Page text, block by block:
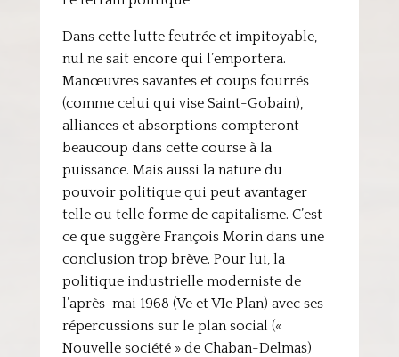
Dans cette lutte feutrée et impitoyable,
nul ne sait encore qui l’emportera.
Manœuvres savantes et coups fourrés
(comme celui qui vise Saint-Gobain),
alliances et absorptions compteront
beaucoup dans cette course à la
puissance. Mais aussi la nature du
pouvoir politique qui peut avantager
telle ou telle forme de capitalisme. C’est
ce que suggère François Morin dans une
conclusion trop brève. Pour lui, la
politique industrielle moderniste de
l’après-mai 1968 (Ve et VIe Plan) avec ses
répercussions sur le plan social («
Nouvelle société » de Chaban-Delmas)